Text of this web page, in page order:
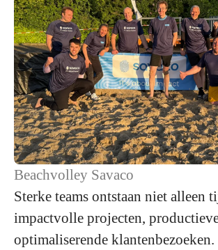
Beachvolley Savaco
Sterke teams ontstaan niet alleen
impactvolle projecten,
optimaliserende klantenbezoeken.